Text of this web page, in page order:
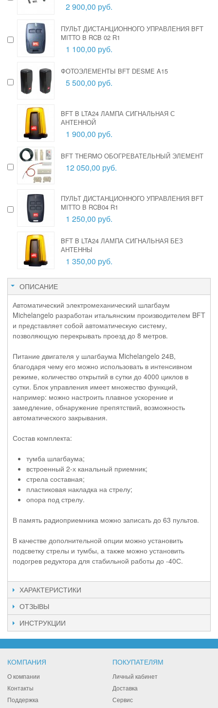
2 900,00 руб.
ПУЛЬТ ДИСТАНЦИОННОГО УПРАВЛЕНИЯ BFT
MITTO B RCB 02 R1
1 100,00 руб.
ФОТОЭЛЕМЕНТЫ BFT DESME A15
5 500,00 руб.
BFT B LTA24 ЛАМПА СИГНАЛЬНАЯ С
АНТЕННОЙ
1 900,00 руб.
BFT THERMO ОБОГРЕВАТЕЛЬНЫЙ ЭЛЕМЕНТ
12 050,00 руб.
ПУЛЬТ ДИСТАНЦИОННОГО УПРАВЛЕНИЯ BFT
MITTO B RCB04 R1
1 250,00 руб.
BFT B LTA24 ЛАМПА СИГНАЛЬНАЯ БЕЗ
АНТЕННЫ
1 350,00 руб.
ОПИСАНИЕ
Автоматический электромеханический шлагбаум
Michelangelo разработан итальянским производителем BFT
и представляет собой автоматическую систему,
позволяющую перекрывать проезд до 8 метров.
Питание двигателя у шлагбаума Michelangelo 24В,
благодаря чему его можно использовать в интенсивном
режиме, количество открытий в сутки до 4000 циклов в
сутки. Блок управления имеет множество функций,
например: можно настроить плавное ускорение и
замедление, обнаружение препятствий, возможность
автоматического закрывания.
Состав комплекта:
тумба шлагбаума;
встроенный 2-х канальный приемник;
стрела составная;
пластиковая накладка на стрелу;
опора под стрелу.
В память радиоприемника можно записать до 63 пультов.
В качестве дополнительной опции можно установить
подсветку стрелы и тумбы, а также можно установить
подогрев редуктора для стабильной работы до -40С.
ХАРАКТЕРИСТИКИ
ОТЗЫВЫ
ИНСТРУКЦИИ
КОМПАНИЯ
О компании
Контакты
Поддержка
ПОКУПАТЕЛЯМ
Личный кабинет
Доставка
Сервис